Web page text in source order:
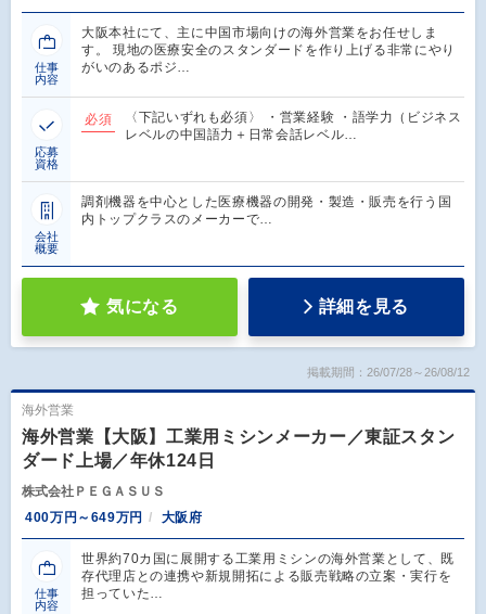
仕事
内容
大阪本社にて、主に中国市場向けの海外営業をお任せしま
す。 現地の医療安全のスタンダードを作り上げる非常にやり
がいのあるポジ…
応募
資格
必須
〈下記いずれも必須〉 ・営業経験 ・語学力（ビジネス
レベルの中国語力＋日常会話レベル…
会社
概要
調剤機器を中心とした医療機器の開発・製造・販売を行う国
内トップクラスのメーカーで…
気になる 詳細を見る
掲載期間：26/07/28～26/08/12
海外営業
海外営業【大阪】工業用ミシンメーカー／東証スタン
ダード上場／年休124日
株式会社ＰＥＧＡＳＵＳ
400万円～649万円
大阪府
仕事
内容
世界約70カ国に展開する工業用ミシンの海外営業として、既
存代理店との連携や新規開拓による販売戦略の立案・実行を
担っていた…